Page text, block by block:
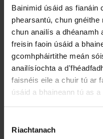
Bainimid úsáid as fianáin
phearsantú, chun
chun anailís a dhéanamh
freisin faoin úsáid a
gcomhpháirtithe meán
anailísíochta a
faisnéis eile a chuir tú ar
úsáid a bhaineann tú as
Riachtanach
le Comhairle
ngrúpa deonach.
Ní mór don
chuir an grúpa
ríomhphost
uimhir
sholáthraíonn
Garman. Is í
aitheantais ceart